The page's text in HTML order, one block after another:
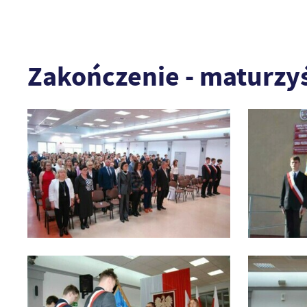
Zakończenie -